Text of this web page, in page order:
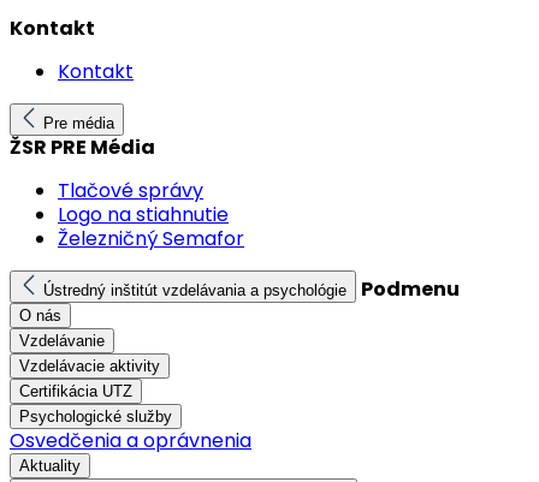
Kontakt
Kontakt
Pre média
ŽSR PRE Média
Tlačové správy
Logo na stiahnutie
Železničný Semafor
Ústredný inštitút vzdelávania a psychológie Podmenu
O nás
Vzdelávanie
Vzdelávacie aktivity
Certifikácia UTZ
Psychologické služby
Osvedčenia a oprávnenia
Aktuality